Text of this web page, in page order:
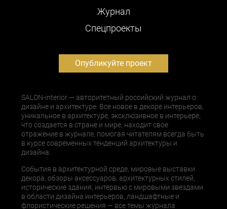
Журнал
Cпецпроекты
Опубликуйте проект
SALON-interior — авторитетный российский журнал о
дизайне и архитектуре. Все новое в декоре интерьеров,
уникальное в архитектуре, эксклюзивное в интерьере,
что создается в стране и мире, находит свое
отражение в журнале, помогая читателям всегда быть
в курсе современных тенденций архитектуры и
дизайна.
События в архитектурной среде, мировые выставки
декора, обзоры аксессуаров, архитектурных стилей,
исторические здания, интервью с мировыми звездами
в области дизайна интерьеров, ландшафтные и
флористические решения — все темы журнала